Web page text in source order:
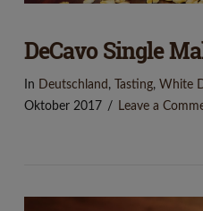
DeCavo Single
In Deutschland , Tasting, White
Oktober 2017
Leave a